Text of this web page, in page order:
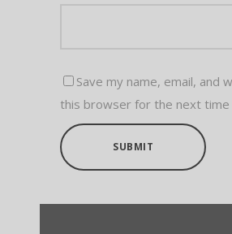
Save my name, email, and
this browser for the next time
SUBMIT